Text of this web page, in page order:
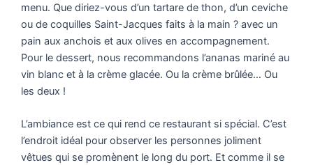
menu. Que diriez-vous d’un tartare de thon, d’un ceviche
ou de coquilles Saint-Jacques faits à la main ? avec un
pain aux anchois et aux olives en accompagnement.
Pour le dessert, nous recommandons l’ananas mariné au
vin blanc et à la crème glacée. Ou la crème brûlée… Ou
les deux !
L’ambiance est ce qui rend ce restaurant si spécial. C’est
l’endroit idéal pour observer les personnes joliment
vêtues qui se promènent le long du port. Et comme il se